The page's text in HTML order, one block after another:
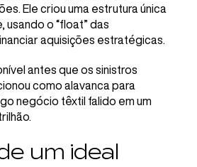
Ele criou uma estrutura única
usando o “float” das
aquisições estratégicas.
antes que os sinistros
como alavanca para
negócio têxtil falido em um
um ideal